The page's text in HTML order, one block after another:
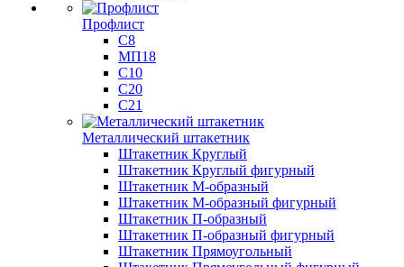
Профлист
С8
МП18
С10
С20
С21
Металлический штакетник
Штакетник Круглый
Штакетник Круглый фигурный
Штакетник М-образный
Штакетник М-образный фигурный
Штакетник П-образный
Штакетник П-образный фигурный
Штакетник Прямоугольный